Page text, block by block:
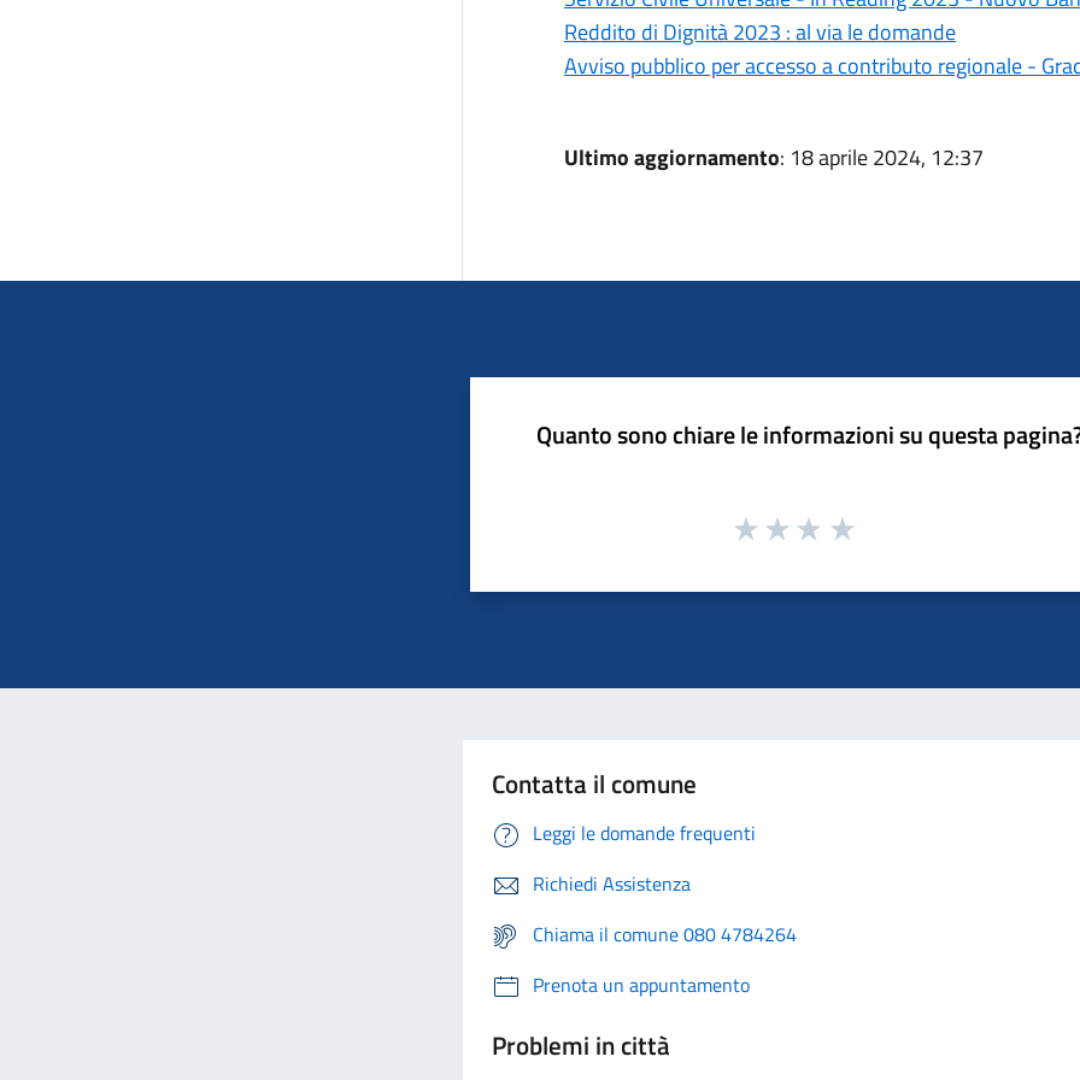
Reddito di Dignità 2023 : al via le domande
Avviso pubblico per accesso a contributo regionale -
Ultimo aggiornamento: 18 aprile 2024, 12:37
Quanto sono chiare le informazioni su questa
Contatta il comune
Leggi le domande frequenti
Richiedi Assistenza
Chiama il comune 080 4784264
Prenota un appuntamento
Problemi in città